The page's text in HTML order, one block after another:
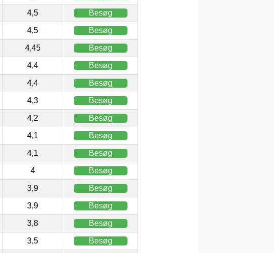
4,5 Besøg
4,5 Besøg
4,45 Besøg
4,4 Besøg
4,4 Besøg
4,3 Besøg
4,2 Besøg
4,1 Besøg
4,1 Besøg
4 Besøg
3,9 Besøg
3,9 Besøg
3,8 Besøg
3,5 Besøg